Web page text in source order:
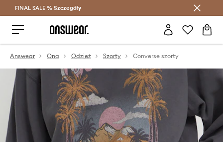
Oszczędzaj z Answear Club >
FINAL SALE % Szczegóły
Answear Ona Odzież Szorty Converse szorty